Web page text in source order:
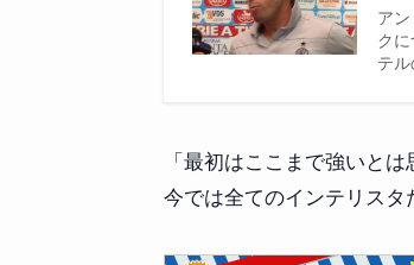
ア
ク
テ
「最初はここまで強いと
今では全てのインテリスタ